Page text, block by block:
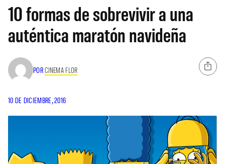
10 formas de sobrevivir a una
auténtica maratón navideña
PORCINEMA FLOR
10 DE DICIEMBRE, 2016